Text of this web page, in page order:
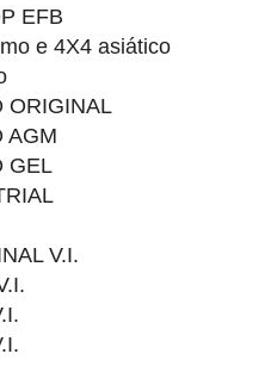
EFB
e 4X4 asiático
ORIGINAL
AGM
GEL
V.I.